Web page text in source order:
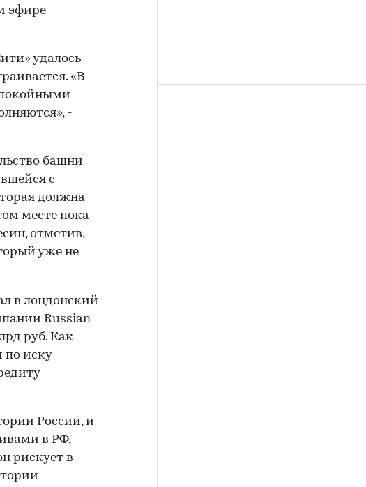
эфире
удалось
«В
-
башни
с
должна
месте пока
отметив,
уже не
в лондонский
Russian
руб. Как
по иску
-
России, и
в РФ,
рискует в